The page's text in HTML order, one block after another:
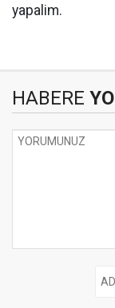
yapalim.
HABERE